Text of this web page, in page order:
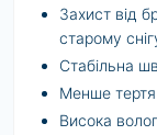
Захист від
старому
Стабільна
Менше
Висока